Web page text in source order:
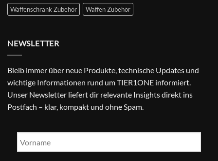
Waffenschrank Zubehör
Waffen Zubehör
NEWSLETTER
Bleib immer über neue Produkte, technische Updates und
wichtige Informationen rund um TIER1ONE informiert.
Unser Newsletter liefert dir relevante Insights direkt ins
Postfach – klar, kompakt und ohne Spam.